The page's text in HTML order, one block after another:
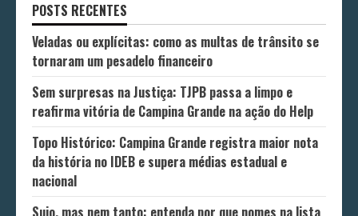
POSTS RECENTES
Veladas ou explícitas: como as multas de trânsito se
tornaram um pesadelo financeiro
Sem surpresas na Justiça: TJPB passa a limpo e
reafirma vitória de Campina Grande na ação do Help
Topo Histórico: Campina Grande registra maior nota
da história no IDEB e supera médias estadual e
nacional
Sujo, mas nem tanto: entenda por que nomes na lista